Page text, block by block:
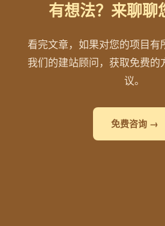
有想法？来聊聊
看完文章，如果对您的项目有
我们的建站顾问，获取免费的
议。
免费咨询 →